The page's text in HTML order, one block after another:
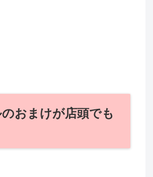
おまけが店頭でも